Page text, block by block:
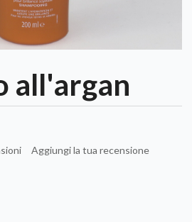
all'argan
Aggiungi la tua recensione